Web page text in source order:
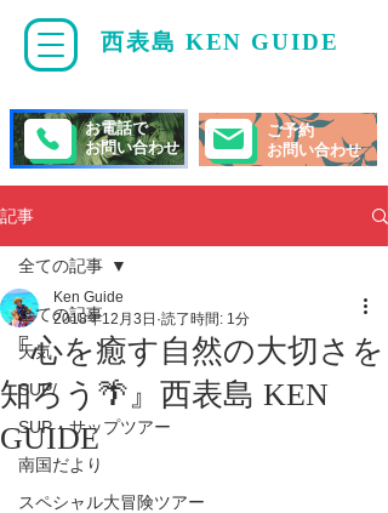
西表島 KEN GUIDE
ご予約
お問い合わせ
お電話で
お問い合わせ
記事
全ての記事
天気
SUP/
SUP・サップツアー
南国だより
スペシャル大冒険ツアー
全ての記事
『心を癒す自然の大切さを
知ろう🌴』西表島 KEN
GUIDE
Ken Guide
2018年12月3日 読了時間: 1分